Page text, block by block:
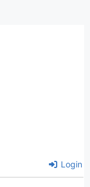
Login